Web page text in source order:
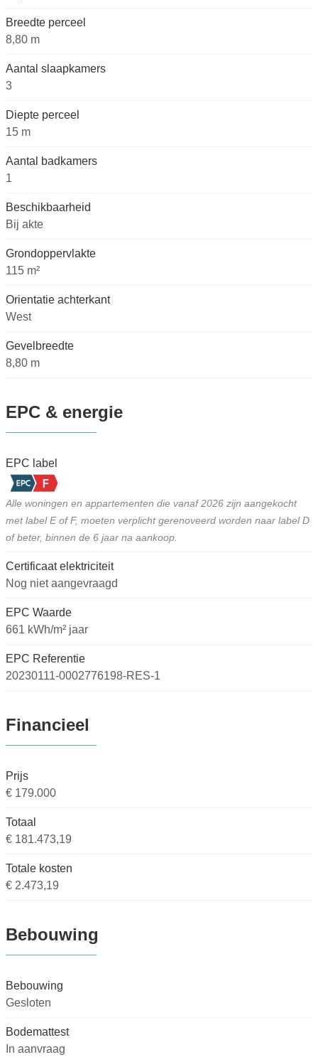
Breedte perceel
8,80 m
Aantal slaapkamers
3
Diepte perceel
15 m
Aantal badkamers
1
Beschikbaarheid
Bij akte
Grondoppervlakte
115 m²
Orientatie achterkant
West
Gevelbreedte
8,80 m
EPC & energie
EPC label
Alle woningen en appartementen die vanaf 2026 zijn aangekocht
met label E of F, moeten verplicht gerenoveerd worden naar label D
of beter, binnen de 6 jaar na aankoop.
Certificaat elektriciteit
Nog niet aangevraagd
EPC Waarde
661 kWh/m² jaar
EPC Referentie
20230111-0002776198-RES-1
Financieel
Prijs
€ 179.000
Totaal
€ 181.473,19
Totale kosten
€ 2.473,19
Bebouwing
Bebouwing
Gesloten
Bodemattest
In aanvraag